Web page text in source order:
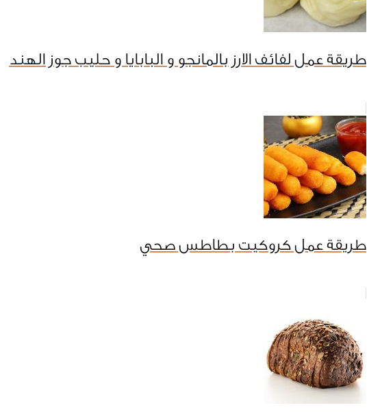
طريقة عمل لفائف الارز بالمانجو و البابايا و حليب جوز الهند
طريقة عمل كروكيت بطاطس صحي